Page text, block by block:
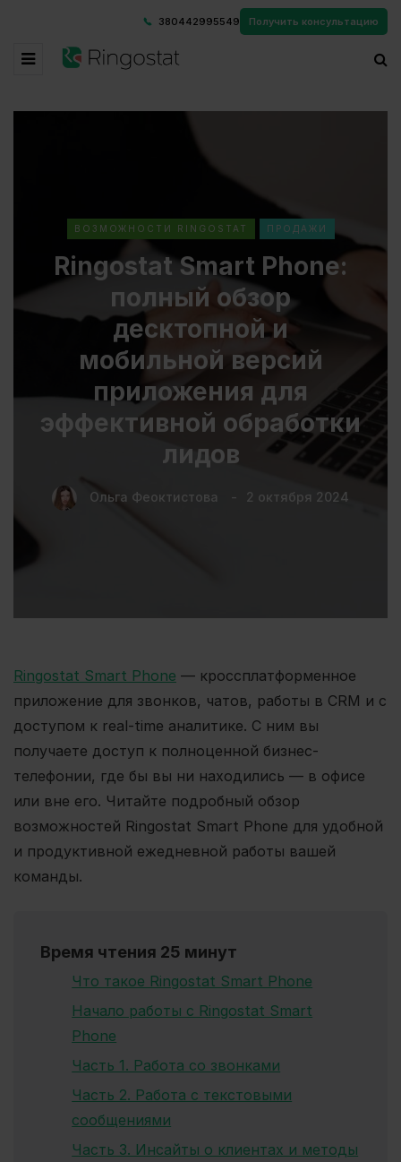
380442995549 Получить консультацию
ВОЗМОЖНОСТИ RINGOSTAT ПРОДАЖИ
Ringostat Smart Phone:
полный обзор
десктопной и
мобильной версий
приложения для
эффективной обработки
лидов
Ольга Феоктистова 2 октября 2024
Ringostat Smart Phone — кроссплатформенное
приложение для звонков, чатов, работы в CRM и с
доступом к real-time аналитике. С ним вы
получаете доступ к полноценной бизнес-
телефонии, где бы вы ни находились — в офисе
или вне его. Читайте подробный обзор
возможностей Ringostat Smart Phone для удобной
и продуктивной ежедневной работы вашей
команды.
Время чтения 25 минут
Что такое Ringostat Smart Phone
Начало работы с Ringostat Smart
Phone
Часть 1. Работа со звонками
Часть 2. Работа с текстовыми
сообщениями
Часть 3. Инсайты о клиентах и методы